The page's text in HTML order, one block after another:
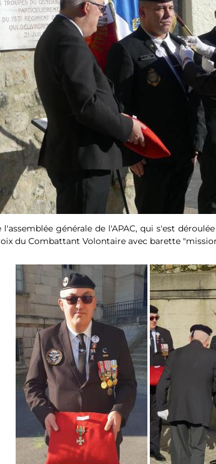
générale de l'APAC, qui s'est
du Combattant Volontaire avec barette